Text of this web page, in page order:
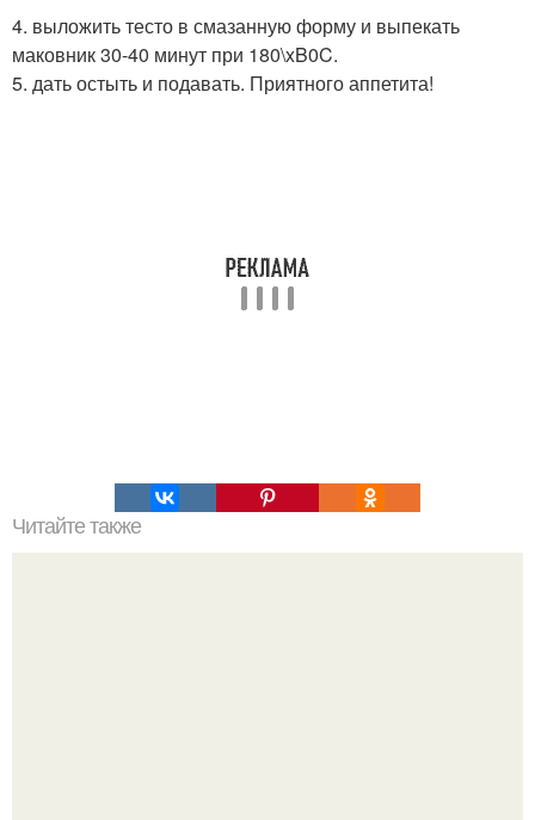
4. выложить тесто в смазанную форму и выпекать
маковник 30-40 минут при 180\xB0C.
5. дать остыть и подавать. Приятного аппетита!
Читайте также